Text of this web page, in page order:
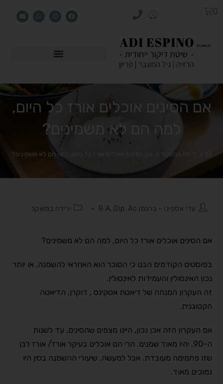
0
אם הסינים אוכלים אורז כל היום,
למה הם לא משמינים?
ירידה במשקל אם הסינים אוכלים אורז כל היום, למה הם לא משמינים?
עדי אספינו - ברגמן B.A, Dip. Ac ירידה במשקל
אם הסינים אוכלים אורז כל היום, למה הם לא משמינים?
בפוסטים הקודמים הבנו כי הסוכר הוא האחראי להשמנה, או יותר
נכון האינסולין והעמידות לאינסולין.
זה העקרון המנחה של דיאטת אטקינס , דוקרן, הדיאטה
הקטוגנית.
אם העקרון הזה אכן נכון, היינו מצפים שהסינים, עד לשנות
ה-90, יהיו מאוד שמנים. הרי הם אוכלים בעיקר אורז/ אורז לבן
שזו פחמימה מעובדת. אבל למעשה, שיעורי ההשמנה בסין היו
נמוכים מאוד.